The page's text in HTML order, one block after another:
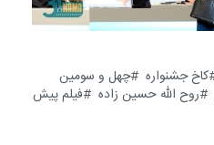
کاخ جشنواره
چهل و سومین
روح الله حسین زاده
فیلم پیش